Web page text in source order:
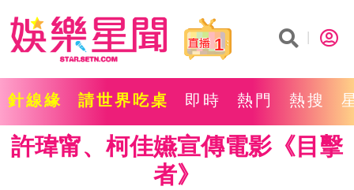
1
針線緣 請世界吃桌 即時 熱門 熱搜
許瑋甯、柯佳嬿宣傳電影《目擊
者》